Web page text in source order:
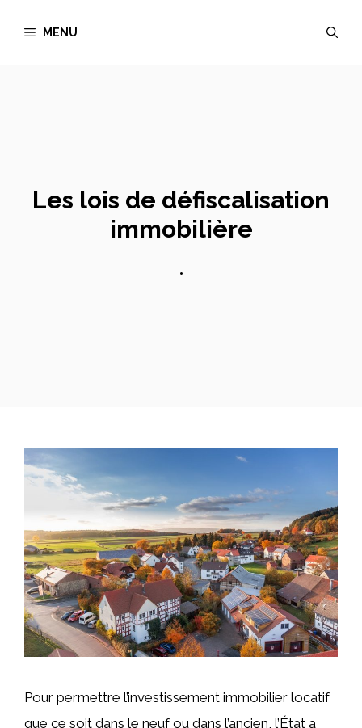
MENU
Les lois de défiscalisation
immobilière
•
Pour permettre l’investissement immobilier locatif
que ce soit dans le neuf ou dans l’ancien, l’État a